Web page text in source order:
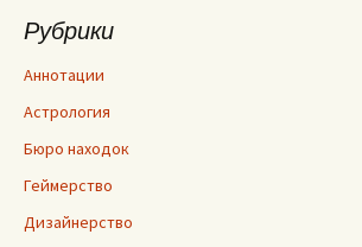
Рубрики
Аннотации
Астрология
Бюро находок
Геймерство
Дизайнерство